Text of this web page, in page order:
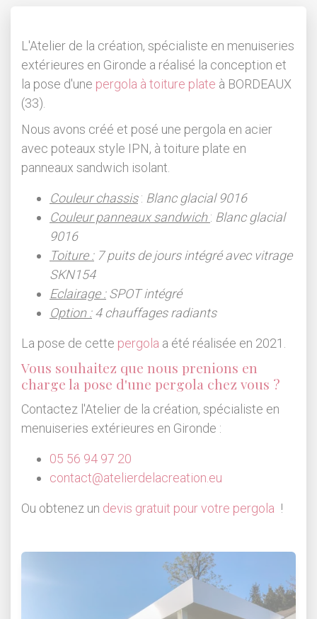
L'Atelier de la création, spécialiste en menuiseries
extérieures en Gironde a réalisé la conception et
la pose d'une pergola à toiture plate à BORDEAUX
(33).
Nous avons créé et posé une pergola en acier
avec poteaux style IPN, à toiture plate en
panneaux sandwich isolant.
Couleur chassis : Blanc glacial 9016
Couleur panneaux sandwich : Blanc glacial
9016
Toiture :7 puits de jours intégré avec vitrage
SKN154
Eclairage :SPOT intégré
Option :4 chauffages radiants
La pose de cette pergola a été réalisée en 2021.
Vous souhaitez que nous prenions en
charge la pose d'une pergola chez vous ?
Contactez l'Atelier de la création, spécialiste en
menuiseries extérieures en Gironde :
05 56 94 97 20
contact@atelierdelacreation.eu
Ou obtenez un devis gratuit pour votre pergola !